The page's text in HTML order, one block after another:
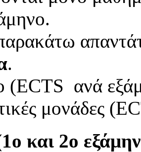
.
(ECTS ανά
μονάδες
και 2ο